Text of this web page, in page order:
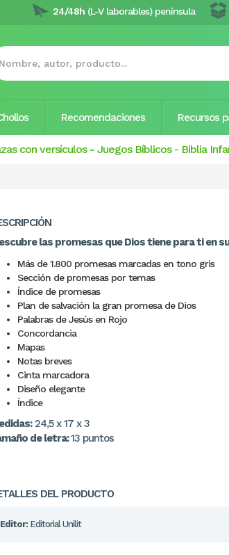
24/48h (L-V laborables) península
Recomendaciones Recursos
con versículos- Juegos Bíblicos- Biblia
las promesas que Dios tiene para ti en
Más de 1.800 promesas marcadas en tono gris
Sección de promesas por temas
Índice de promesas
Plan de salvación la gran promesa de Dios
Palabras de Jesús en Rojo
Concordancia
Mapas
Notas breves
Cinta marcadora
Diseño elegante
Índice
24,5 x 17 x 3
de letra:13 puntos
DEL PRODUCTO
Editor: Editorial Unilit